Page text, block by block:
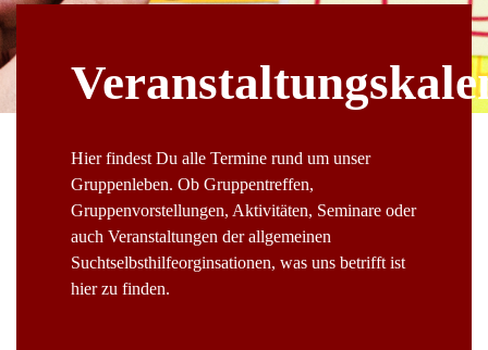
Hier findest Du alle Termine rund um unser
Gruppenleben. Ob Gruppentreffen,
Gruppenvorstellungen, Aktivitäten, Seminare oder
auch Veranstaltungen der allgemeinen
Suchtselbsthilfeorginsationen, was uns betrifft ist
hier zu finden.